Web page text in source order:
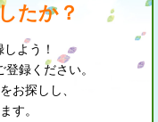
たか？
よう！
録ください。
お探しし、
す。